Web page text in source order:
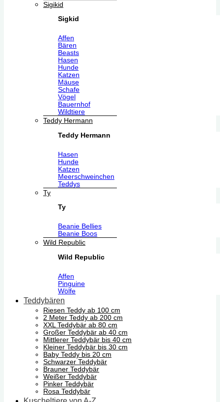
Sigikid
Sigkid
Affen
Bären
Beasts
Hasen
Hunde
Katzen
Mäuse
Schafe
Vögel
Bauernhof
Wildtiere
Teddy Hermann
Teddy Hermann
Hasen
Hunde
Katzen
Meerschweinchen
Teddys
Ty
Ty
Beanie Bellies
Beanie Boos
Wild Republic
Wild Republic
Affen
Pinguine
Wölfe
Teddybären
Riesen Teddy ab 100 cm
2 Meter Teddy ab 200 cm
XXL Teddybär ab 80 cm
Großer Teddybär ab 40 cm
Mittlerer Teddybär bis 40 cm
Kleiner Teddybär bis 30 cm
Baby Teddy bis 20 cm
Schwarzer Teddybär
Brauner Teddybär
Weißer Teddybär
Pinker Teddybär
Rosa Teddybär